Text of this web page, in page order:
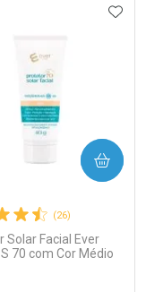
FAVORITOS
(26)
Solar Facial Ever
70 com Cor Médio
COMPRAR